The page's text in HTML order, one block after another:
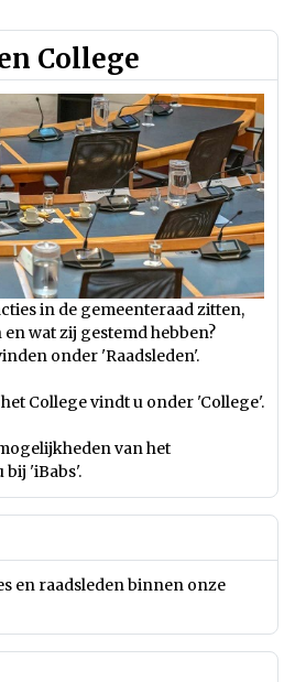
College
in de gemeenteraad zitten,
wat zij gestemd hebben?
onder 'Raadsleden'.
College vindt u onder 'College'.
van het
'iBabs'.
en raadsleden binnen onze